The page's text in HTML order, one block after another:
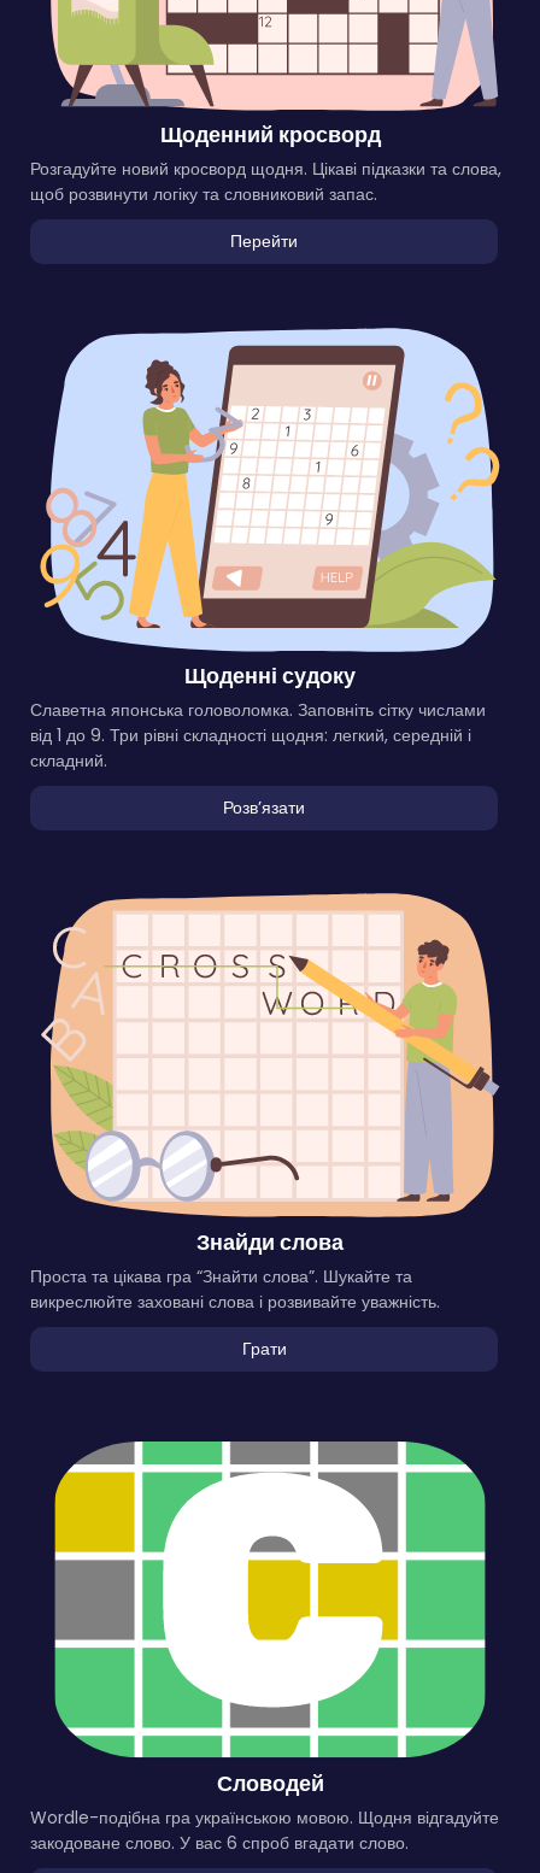
Щоденний кросворд
Розгадуйте новий кросворд щодня. Цікаві підказки та слова,
щоб розвинути логіку та словниковий запас.
Перейти
Щоденні судоку
Славетна японська головоломка. Заповніть сітку числами
від 1 до 9. Три рівні складності щодня: легкий, середній і
складний.
Розвʼязати
Знайди слова
Проста та цікава гра “Знайти слова”. Шукайте та
викреслюйте заховані слова і розвивайте уважність.
Грати
Словодей
Wordle-подібна гра українською мовою. Щодня відгадуйте
закодоване слово. У вас 6 спроб вгадати слово.